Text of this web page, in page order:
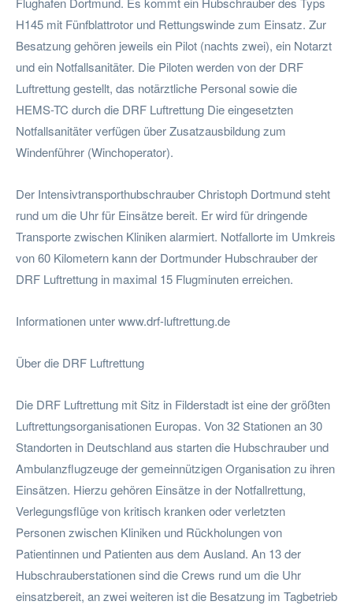
H145 mit Fünfblattrotor und Rettungswinde zum Einsatz. Zur
Besatzung gehören jeweils ein Pilot (nachts zwei), ein Notarzt
und ein Notfallsanitäter. Die Piloten werden von der DRF
Luftrettung gestellt, das notärztliche Personal sowie die
HEMS-TC durch die DRF Luftrettung Die eingesetzten
Notfallsanitäter verfügen über Zusatzausbildung zum
Windenführer (Winchoperator).
Der Intensivtransporthubschrauber Christoph Dortmund steht
rund um die Uhr für Einsätze bereit. Er wird für dringende
Transporte zwischen Kliniken alarmiert. Notfallorte im Umkreis
von 60 Kilometern kann der Dortmunder Hubschrauber der
DRF Luftrettung in maximal 15 Flugminuten erreichen.
Informationen unter www.drf-luftrettung.de
Über die DRF Luftrettung
Die DRF Luftrettung mit Sitz in Filderstadt ist eine der größten
Luftrettungsorganisationen Europas. Von 32 Stationen an 30
Standorten in Deutschland aus starten die Hubschrauber und
Ambulanzflugzeuge der gemeinnützigen Organisation zu ihren
Einsätzen. Hierzu gehören Einsätze in der Notfallrettung,
Verlegungsflüge von kritisch kranken oder verletzten
Personen zwischen Kliniken und Rückholungen von
Patientinnen und Patienten aus dem Ausland. An 13 der
Hubschrauberstationen sind die Crews rund um die Uhr
einsatzbereit, an zwei weiteren ist die Besatzung im Tagbetrieb